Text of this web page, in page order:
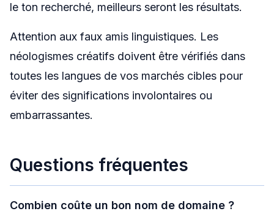
le ton recherché, meilleurs seront les résultats.
Attention aux faux amis linguistiques. Les
néologismes créatifs doivent être vérifiés dans
toutes les langues de vos marchés cibles pour
éviter des significations involontaires ou
embarrassantes.
Questions fréquentes
Combien coûte un bon nom de domaine ?